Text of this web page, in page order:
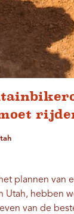
plannen van
Utah, hebben
van de